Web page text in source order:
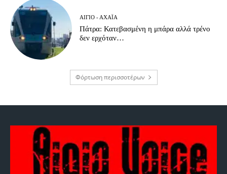
ΑΊΓΙΟ - ΑΧΑΪ́Α
Πάτρα: Κατεβασμένη η μπάρα αλλά τρένο
δεν ερχόταν…
Φόρτωση περισσοτέρων